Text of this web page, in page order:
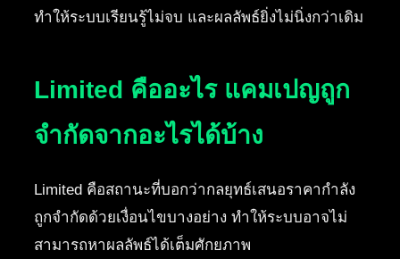
ทำให้ระบบเรียนรู้ไม่จบ และผลลัพธ์ยิ่งไม่นิ่งกว่าเดิม
Limited คืออะไร แคมเปญถูก
จำกัดจากอะไรได้บ้าง
Limited คือสถานะที่บอกว่ากลยุทธ์เสนอราคากำลัง
ถูกจำกัดด้วยเงื่อนไขบางอย่าง ทำให้ระบบอาจไม่
สามารถหาผลลัพธ์ได้เต็มศักยภาพ